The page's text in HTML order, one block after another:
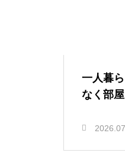
一人暮
なく部